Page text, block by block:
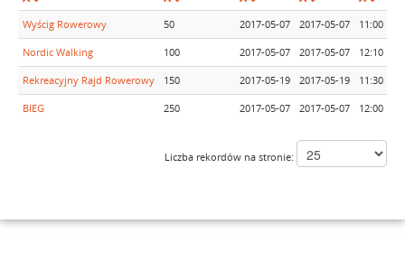
Wyścig Rowerowy 50 2017-05-07 2017-05-07 11:00
Nordic Walking 100 2017-05-07 2017-05-07 12:10
Rekreacyjny Rajd Rowerowy 150 2017-05-19 2017-05-19 11:30
BIEG 250 2017-05-07 2017-05-07 12:00
Liczba rekordów na stronie: